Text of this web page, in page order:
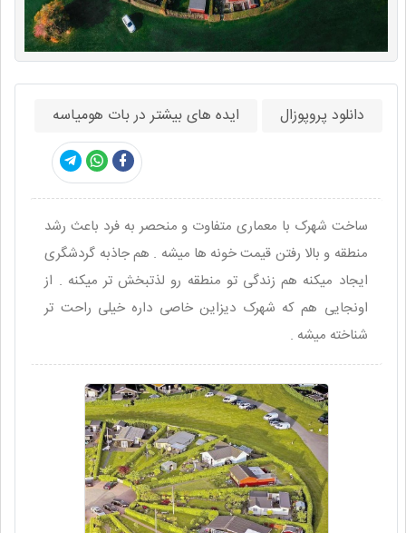
دانلود پروپوزال ایده های بیشتر در بات هومیاسه
ساخت شهرک با معماری متفاوت و منحصر به فرد باعث رشد
منطقه و بالا رفتن قیمت خونه ها میشه . هم جاذبه گردشگری
ایجاد میکنه هم زندگی تو منطقه رو لذتبخش تر میکنه . از
اونجایی هم که شهرک دیزاین خاصی داره خیلی راحت تر
شناخته میشه .